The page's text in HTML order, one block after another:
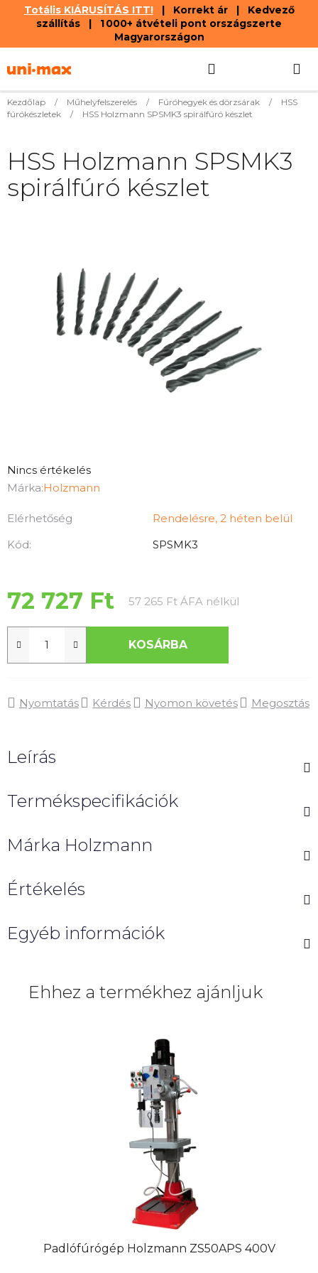
Totális KIÁRUSÍTÁS ITT!| Korrekt ár | Kedvező
szállítás | 1 000+ átvételi pont országszerte
Magyarországon
tartalomhoz
KOSÁR
Kezdőlap / Műhelyfelszerelés / Fúróhegyek és dörzsárak /
HSS
fúrókészletek
/ HSS Holzmann SPSMK3 spirálfúró készlet
A
termék
értékelése
5-
csillag.
Nincs értékelés
Márka:Holzmann
Elérhetőség
Rendelésre, 2 héten belül
Kód:
SPSMK3
72 727 Ft 57 265 Ft ÁFA nélkül
KOSÁRBA
Nyomtatás Kérdés Nyomon követés Megosztás
HSS Holzmann SPSMK3
spirálfúró készlet
Leírás
Termékspecifikációk
Márka Holzmann
Értékelés
Egyéb információk
Ehhez a termékhez ajánljuk
Padlófúrógép Holzmann ZS50APS 400V